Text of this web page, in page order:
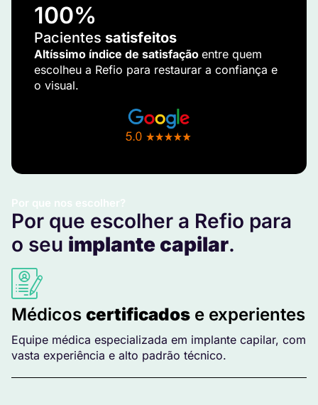
Por que nos escolher?
Por que escolher a Refio para
o seu implante capilar.
Médicos certificados e experientes
Equipe médica especializada em implante capilar, com
vasta experiência e alto padrão técnico.
100%
Pacientes satisfeitos
Altíssimo índice de satisfação entre quem
escolheu a Refio para restaurar a confiança e
o visual.